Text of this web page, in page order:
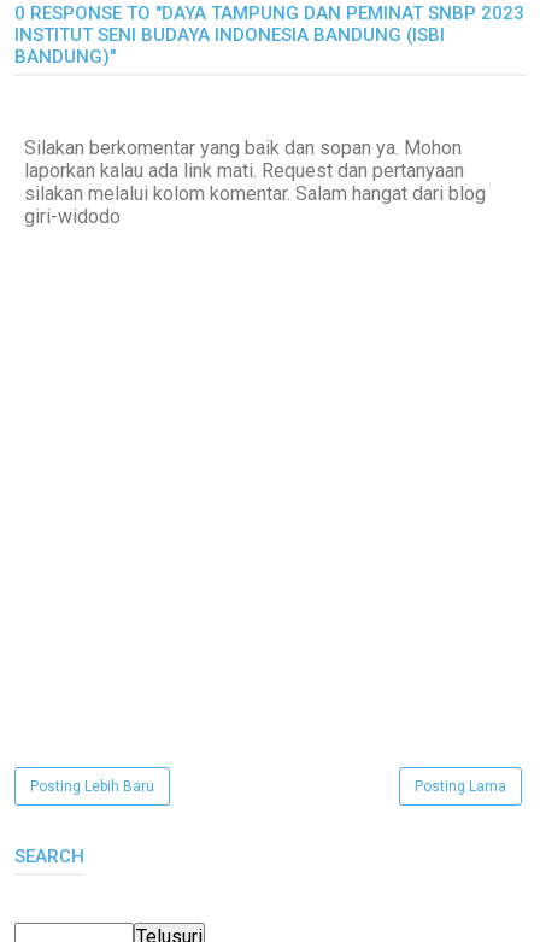
0 RESPONSE TO "DAYA TAMPUNG DAN PEMINAT SNBP 2023
INSTITUT SENI BUDAYA INDONESIA BANDUNG (ISBI
BANDUNG)"
Silakan berkomentar yang baik dan sopan ya. Mohon
laporkan kalau ada link mati. Request dan pertanyaan
silakan melalui kolom komentar. Salam hangat dari blog
giri-widodo
Posting Lebih Baru Posting Lama
SEARCH